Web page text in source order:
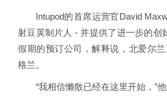
Intupod的首席运营官David
射豆荚制片人 - 并提供了进一步的创
假期的预订公司，解释说，北爱尔
格兰。
“我相信懒散已经在这里开始，”他